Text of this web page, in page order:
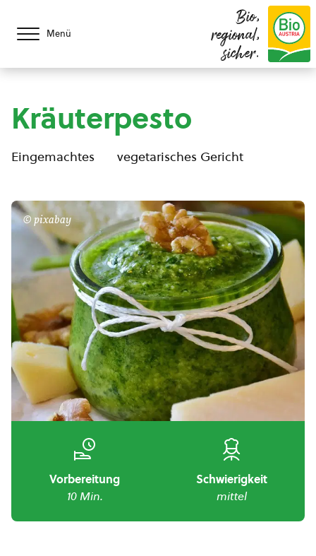
Menü
Bio,
regional,
sicher.
Kräuterpesto
Eingemachtes vegetarisches Gericht
© pixabay
Vorbereitung
10 Min.
Schwierigkeit
mittel